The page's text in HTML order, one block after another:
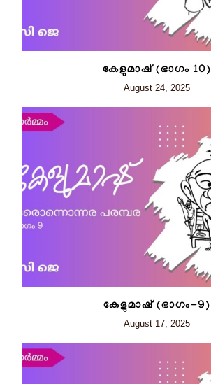
കേളുമാഷ് (ഭാഗം 10)
August 24, 2025
കേളുമാഷ് (ഭാഗം-9)
August 17, 2025